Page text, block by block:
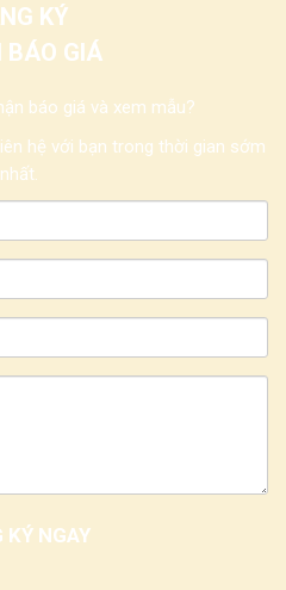
KÝ
BÁO GIÁ
báo giá và xem mẫu?
hệ với bạn trong thời gian sớm
nhất.